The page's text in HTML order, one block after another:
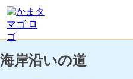
海岸沿いの道